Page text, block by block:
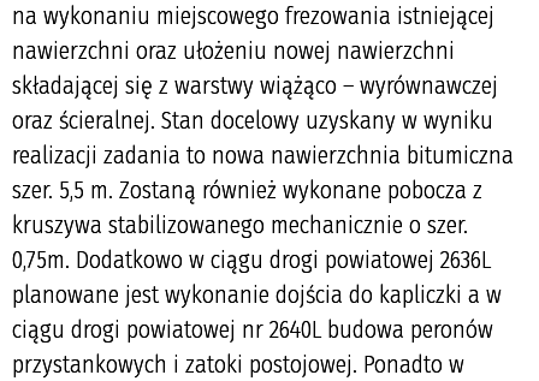
na wykonaniu miejscowego frezowania istniejącej
nawierzchni oraz ułożeniu nowej nawierzchni
składającej się z warstwy wiążąco – wyrównawczej
oraz ścieralnej. Stan docelowy uzyskany w wyniku
realizacji zadania to nowa nawierzchnia bitumiczna
szer. 5,5 m. Zostaną również wykonane pobocza z
kruszywa stabilizowanego mechanicznie o szer.
0,75m. Dodatkowo w ciągu drogi powiatowej 2636L
planowane jest wykonanie dojścia do kapliczki a w
ciągu drogi powiatowej nr 2640L budowa peronów
przystankowych i zatoki postojowej. Ponadto w